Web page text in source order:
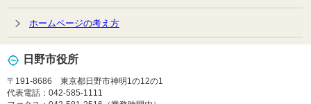
ホームページの考え方
日野市役所
〒191-8686 東京都日野市神明1の12の1
代表電話：042-585-1111